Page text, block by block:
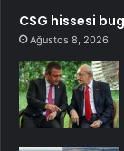
CSG hissesi
Ağustos 8, 2026